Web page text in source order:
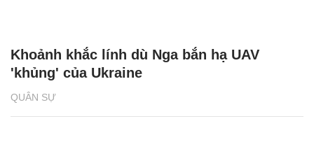
QUÂN SỰ
Khoảnh khắc lính dù Nga bắn hạ UAV
'khủng' của Ukraine